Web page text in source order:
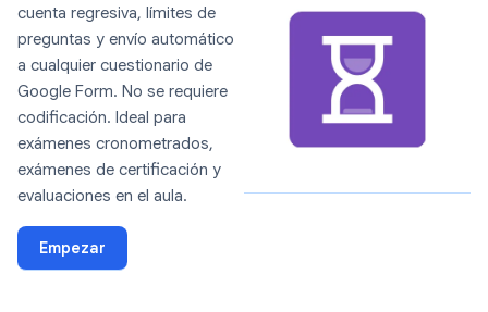
cuenta regresiva, límites de
preguntas y envío automático
a cualquier cuestionario de
Google Form. No se requiere
codificación. Ideal para
exámenes cronometrados,
exámenes de certificación y
evaluaciones en el aula.
Empezar